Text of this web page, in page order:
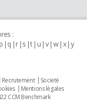
:
q r s t u v w x y
Recrutement
Societé
Mentions légales
CCM Benchmark